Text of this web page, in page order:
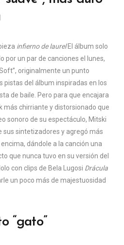
infierno de laurelEl álbum solo
por un par de canciones el lunes,
originalmente un punto
pistas del álbum inspiradas en los
de baile. Pero para que encajara
más chirriante y distorsionado que
sonoro de su espectáculo, Mitski
sus sintetizadores y agregó más
dándole a la canción una
que nunca tuvo en su versión del
con clips de Bela Lugosi Drácula
un poco más de majestuosidad
“gato”